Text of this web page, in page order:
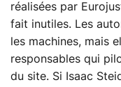
réalisées par
fait inutiles. Les
les machines, mais
responsables qui
du site. Si Isaac